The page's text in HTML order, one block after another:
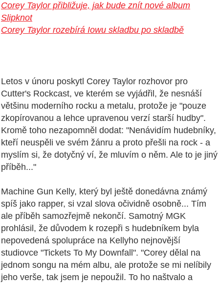
Corey Taylor přibližuje, jak bude znít nové album
Slipknot
Corey Taylor rozebírá Iowu skladbu po skladbě
Letos v únoru poskytl Corey Taylor rozhovor pro
Cutter's Rockcast, ve kterém se vyjádřil, že nesnáší
většinu moderního rocku a metalu, protože je "pouze
zkopírovanou a lehce upravenou verzí starší hudby".
Kromě toho nezapomněl dodat: "Nenávidím hudebníky,
kteří neuspěli ve svém žánru a proto přešli na rock - a
myslím si, že dotyčný ví, že mluvím o něm. Ale to je jiný
příběh..."
Machine Gun Kelly, který byl ještě donedávna známý
spíš jako rapper, si vzal slova očividně osobně... Tím
ale příběh samozřejmě nekončí. Samotný MGK
prohlásil, že důvodem k rozepři s hudebníkem byla
nepovedená spolupráce na Kellyho nejnovější
studiovce "Tickets To My Downfall". "Corey dělal na
jednom songu na mém albu, ale protože se mi nelíbily
jeho verše, tak jsem je nepoužil. To ho naštvalo a